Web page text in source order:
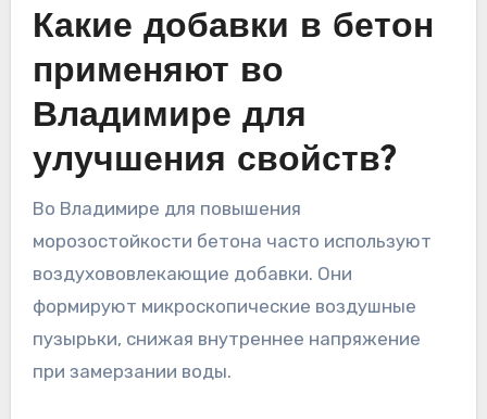
Какие добавки в бетон
применяют во
Владимире для
улучшения свойств?
Во Владимире для повышения
морозостойкости бетона часто используют
воздухововлекающие добавки. Они
формируют микроскопические воздушные
пузырьки, снижая внутреннее напряжение
при замерзании воды.